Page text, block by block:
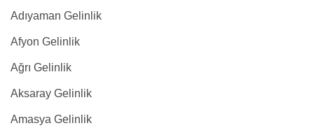
Adıyaman Gelinlik
Afyon Gelinlik
Ağrı Gelinlik
Aksaray Gelinlik
Amasya Gelinlik